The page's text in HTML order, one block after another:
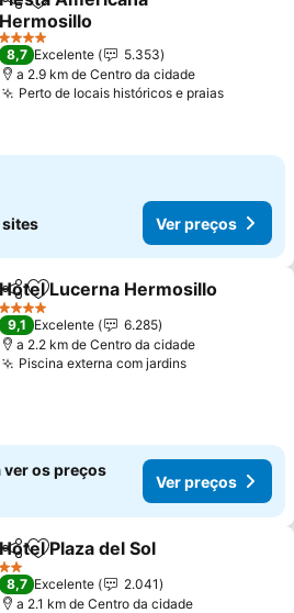
PartilharAdicionar aos favoritos
Hermosillo
Ver preços
4 Estrelas
8,7 Excelente
5.353
a 2.9 km de Centro da cidade
Perto de locais históricos e praiasVer
sites Ver preços
PartilharAdicionar aos favoritos
Hotel Lucerna Hermosillo
4 Estrelas
9,1 Excelente
6.285
a 2.2 km de Centro da cidade
Piscina externa com jardinsVer preços
ver os preços
Ver preços
PartilharAdicionar aos favoritos
Hotel Plaza del Sol
2 Estrelas
8,7 Excelente
2.041
a 2.1 km de Centro da cidade